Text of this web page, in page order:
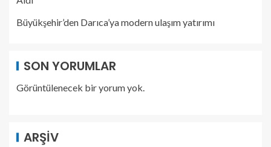
Büyükşehir’den Darıca’ya modern ulaşım yatırımı
SON YORUMLAR
Görüntülenecek bir yorum yok.
ARŞIV